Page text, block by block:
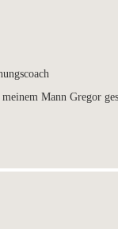
Mann Gregor